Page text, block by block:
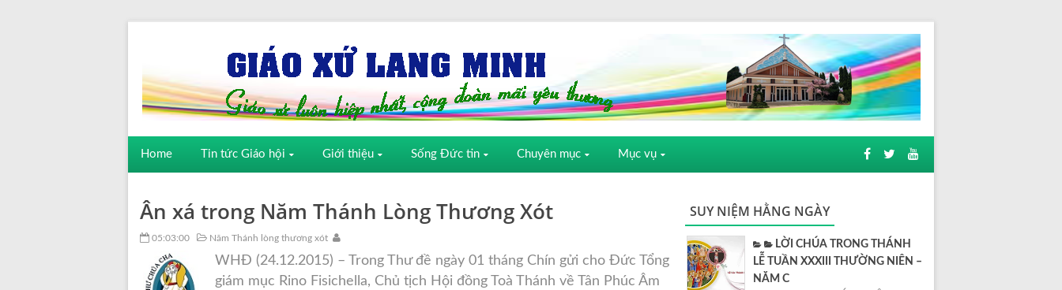
Home Tin tức Giáo hội Giới thiệu Sống Đức tin Chuyên mục Mục vụ
Ân xá trong Năm Thánh Lòng Thương Xót
05:03:00 Năm Thánh lòng thương xót
WHĐ (24.12.2015) – Trong Thư đề ngày 01 tháng Chín gửi cho Đức Tổng
giám mục Rino Fisichella, Chủ tịch Hội đồng Toà Thánh về Tân Phúc Âm
SUY NIỆM HẰNG NGÀY
LỜI CHÚA TRONG THÁNH
LỄ TUẦN XXXIII THƯỜNG NIÊN –
NĂM C